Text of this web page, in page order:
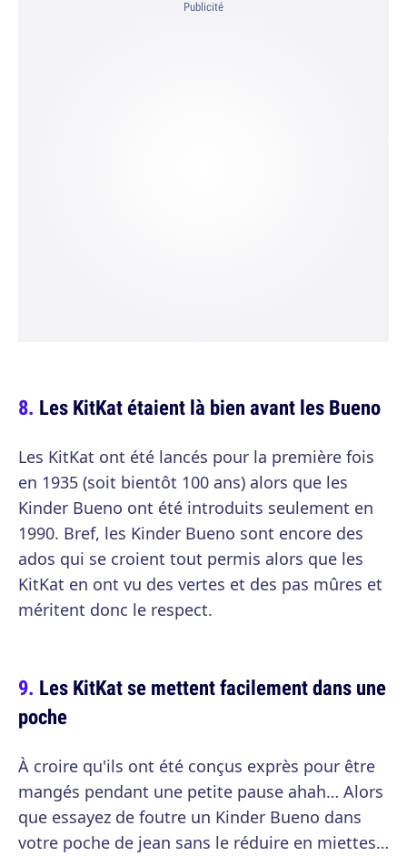
Publicité
Les KitKat étaient là bien avant les Bueno
Les KitKat ont été lancés pour la première fois
en 1935 (soit bientôt 100 ans) alors que les
Kinder Bueno ont été introduits seulement en
1990. Bref, les Kinder Bueno sont encore des
ados qui se croient tout permis alors que les
KitKat en ont vu des vertes et des pas mûres et
méritent donc le respect.
Les KitKat se mettent facilement dans une
poche
À croire qu'ils ont été conçus exprès pour être
mangés pendant une petite pause ahah… Alors
que essayez de foutre un Kinder Bueno dans
votre poche de jean sans le réduire en miettes…